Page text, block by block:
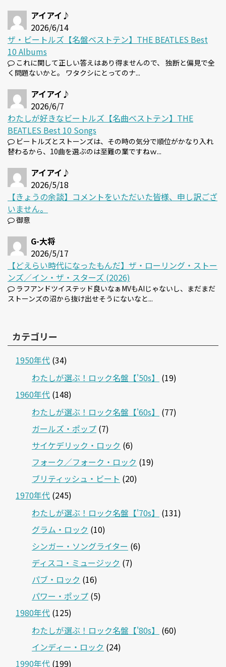
アイアイ♪
2026/6/14
ザ・ビートルズ【名盤ベストテン】THE BEATLES Best
10 Albums
これに関して正しい答えはあり得ませんので、 独断と偏見で全
く問題ないかと。 ワタクシにとってのナ...
アイアイ♪
2026/6/7
わたしが好きなビートルズ【名曲ベストテン】THE
BEATLES Best 10 Songs
ビートルズとストーンズは、その時の気分で順位がかなり入れ
替わるから、10曲を選ぶのは至難の業ですねｗ...
アイアイ♪
2026/5/18
【きょうの余談】コメントをいただいた皆様、申し訳ござ
いません。
御意
G-大将
2026/5/17
【どえらい時代になったもんだ】ザ・ローリング・ストー
ンズ／イン・ザ・スターズ (2026)
ラフアンドツイステッド良いなぁMVもAIじゃないし、まだまだ
ストーンズの沼から抜け出せそうにないなと...
カテゴリー
1950年代 (34)
わたしが選ぶ！ロック名盤【'50s】
(19)
1960年代 (148)
わたしが選ぶ！ロック名盤【'60s】
(77)
ガールズ・ポップ (7)
サイケデリック・ロック (6)
フォーク／フォーク・ロック (19)
ブリティッシュ・ビート (20)
1970年代 (245)
わたしが選ぶ！ロック名盤【'70s】
(131)
グラム・ロック (10)
シンガー・ソングライター (6)
ディスコ・ミュージック (7)
パブ・ロック (16)
パワー・ポップ (5)
1980年代 (125)
わたしが選ぶ！ロック名盤【'80s】
(60)
インディー・ロック (24)
1990年代 (199)